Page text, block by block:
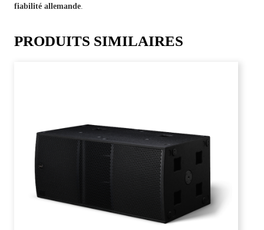
fiabilité allemande.
PRODUITS SIMILAIRES